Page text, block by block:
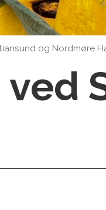
og Nordmøre